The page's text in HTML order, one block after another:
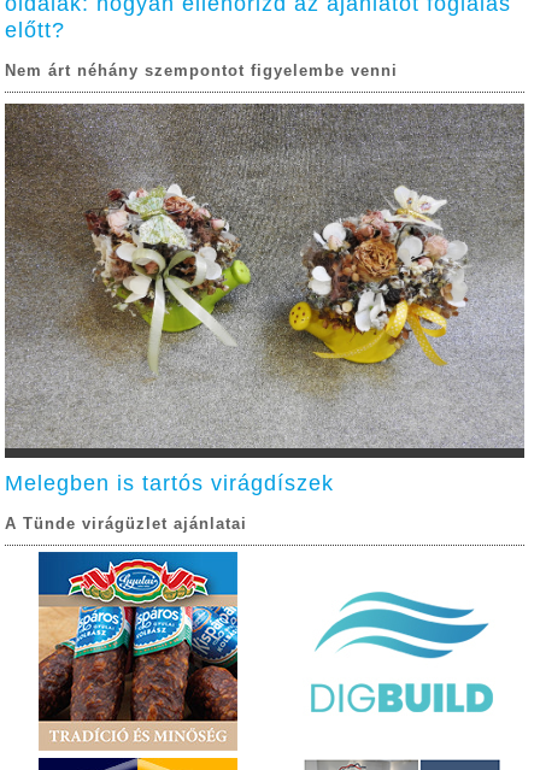
előtt?
Nem árt néhány szempontot figyelembe venni
Melegben is tartós virágdíszek
A Tünde virágüzlet ajánlatai